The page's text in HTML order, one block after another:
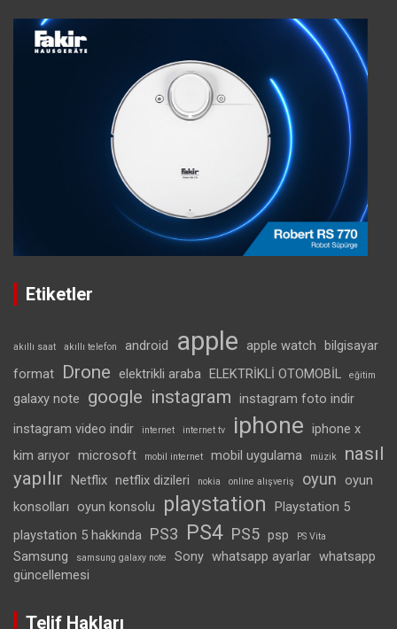
Etiketler
akıllı saat akıllı telefon android apple apple watch
bilgisayar
format
Drone elektrikli araba ELEKTRİKLİ OTOMOBİL eğitim
galaxy note google instagram instagram foto indir
instagram video indir
internet internet tv iphone iphone x
kim arıyor microsoft mobil internet mobil uygulama müzik
nasıl
yapılır
Netflix netflix dizileri nokia online alışveriş oyun
oyun
konsolları
oyun konsolu playstation
Playstation 5
playstation 5 hakkında PS3 PS4 PS5 psp PS Vita
Samsung samsung galaxy note Sony whatsapp ayarlar whatsapp
güncellemesi
Telif Hakları